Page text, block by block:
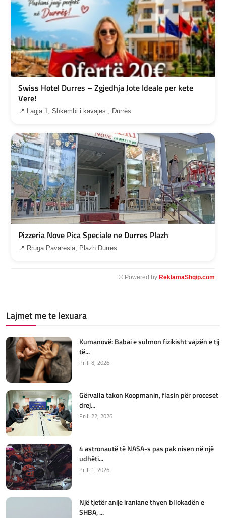
Swiss Hotel Durres – Zgjedhja Jote Ideale per kete
Vere!
📍 Lagja 1, Shkembi i kavajes , Durrës
Pizzeria Nove Pica Speciale ne Durres Plazh
📍 Rruga Pavaresia, Plazh Durrës
© Powered by ReklamaShqip.com
Lajmet me te lexuara
Kumanovë: Babai e sulmon fizikisht vajzën e tij
të...
Prill 8, 2026
Gërvalla takon Koopmanin, flasin për proceset
drej...
Prill 22, 2026
4 astronautë të NASA-s pas pak nisen në një
udhëti...
Prill 1, 2026
Një tjetër anije iraniane thyen bllokadën e
SHBA, ...